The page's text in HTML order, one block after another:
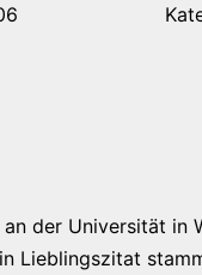
an der Universität
Lieblingszitat